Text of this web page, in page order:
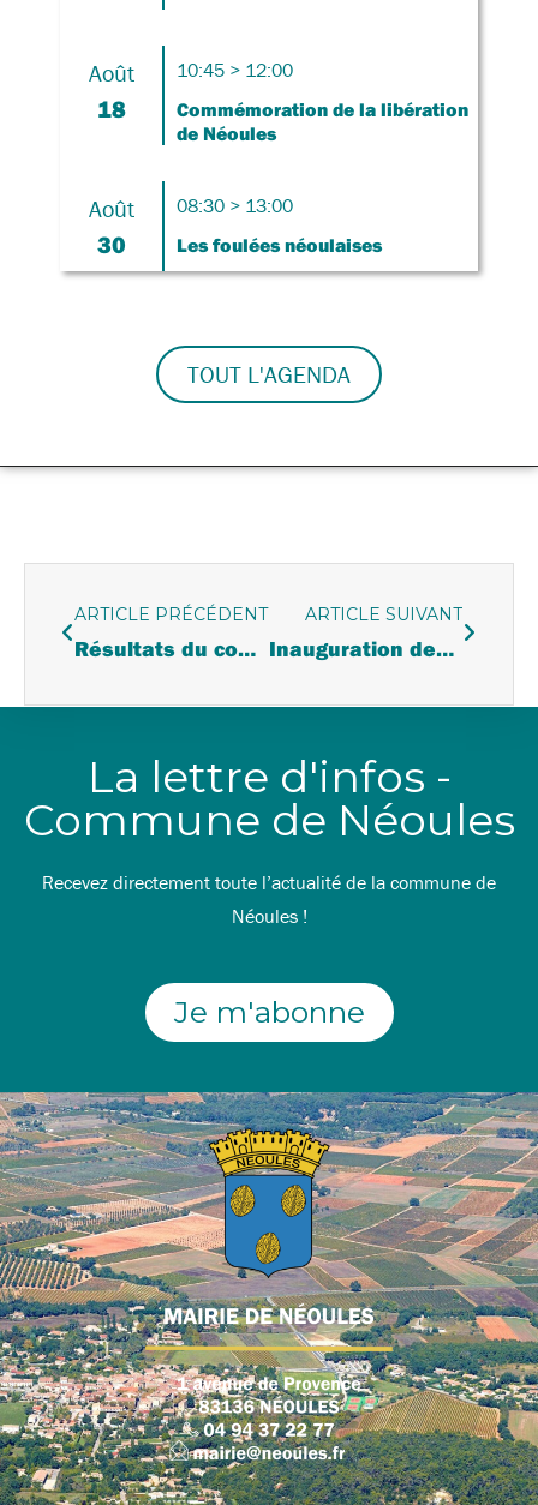
Août
18
10:45 > 12:00
Commémoration de la libération
de Néoules
Août
30
08:30 > 13:00
Les foulées néoulaises
TOUT L'AGENDA
ARTICLE PRÉCÉDENT
Résultats du contrôle sanitaire de l’eau potable par l’A.R.S.
ARTICLE SUIVANT
Inauguration des défibrillateurs
La lettre d'infos -
Commune de Néoules
Recevez directement toute l’actualité de la commune de
Néoules !
Je m'abonne